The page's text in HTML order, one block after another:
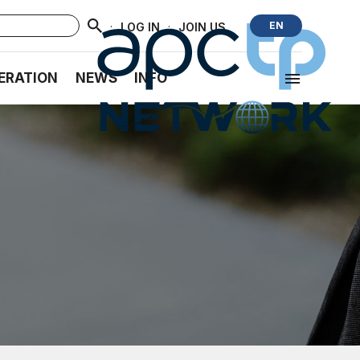
· LOG IN · JOIN US EN
NEWS INFO